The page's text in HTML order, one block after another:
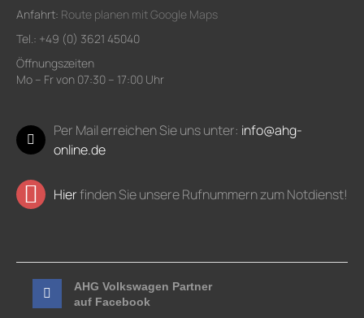
Anfahrt: Route planen mit Google Maps
Tel.: +49 (0) 3621 45040
Öffnungszeiten
Mo – Fr von 07:30 – 17:00 Uhr
Per Mail erreichen Sie uns unter: info@ahg-
online.de
Hierfinden Sie unsere Rufnummern zum Notdienst!
AHG Volkswagen Partner
auf Facebook